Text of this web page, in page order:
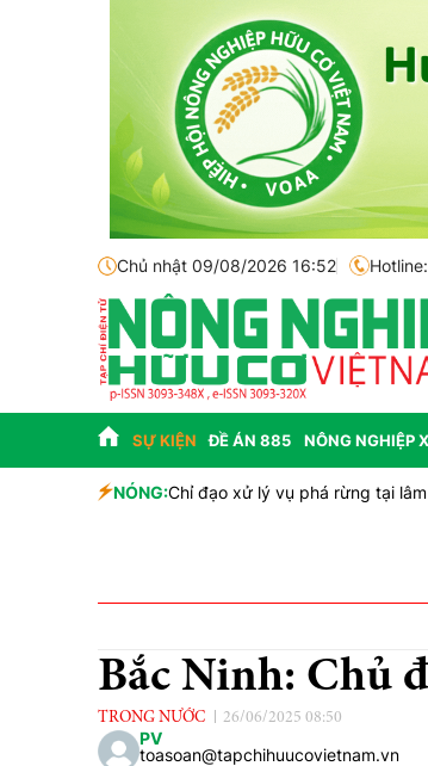
Chủ nhật 09/08/2026 16:52
SỰ KIỆN ĐỀ ÁN 885 NÔNG NGHIỆP
NÓNG:Chỉ đạo xử lý vụ phá rừng tại
Bắc Ninh: Chủ
TRONG NƯỚC 26/06/2025 08:50
PV
toasoan@tapchihuucovietnam.vn